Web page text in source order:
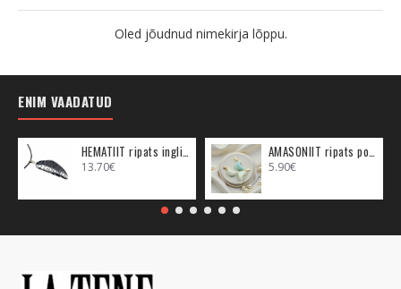
Oled jõudnud nimekirja lõppu.
ENIM VAADATUD
13.70€ 5.90€